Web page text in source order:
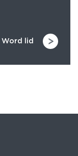
Word lid